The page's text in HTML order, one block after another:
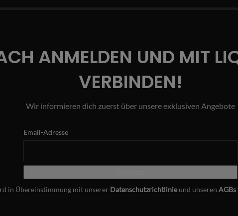
ANMELDEN UND MIT
VERBINDEN!
Wir informieren dich zuerst über unsere exklusiven Angebote
Email-Adresse
in Übereinstimmung mit unserer Datenschutzrichtlinie und unseren AGBs